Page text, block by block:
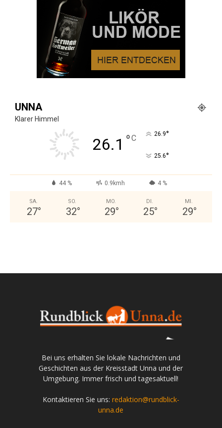
UNNA
Klarer Himmel
26.1 °C 26.9°
25.6°
44 % 0.9kmh 4 %
SA.
27°
SO.
32°
MO.
29°
DI.
25°
MI.
29°
Bei uns erhalten Sie lokale Nachrichten und
Geschichten aus der Kreisstadt Unna und der
Umgebung. Immer frisch und tagesaktuell!
Kontaktieren Sie uns: redaktion@rundblick-
unna.de